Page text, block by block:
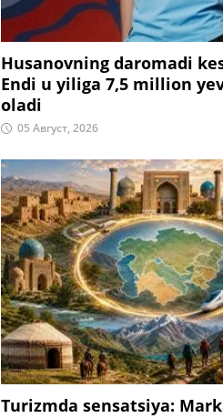
Husanovning daromadi
Endi u yiliga 7,5 million
oladi
05 Август, 2026
Turizmda sensatsiya: